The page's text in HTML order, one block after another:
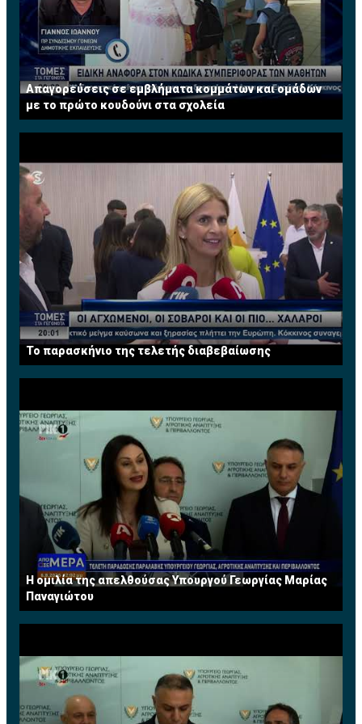
Απαγορεύσεις σε εμβλήματα κομμάτων και ομάδων
με το πρώτο κουδούνι στα σχολεία
Το παρασκήνιο της τελετής διαβεβαίωσης
Η ομιλία της απελθούσας Υπουργού Γεωργίας Μαρίας
Παναγιώτου